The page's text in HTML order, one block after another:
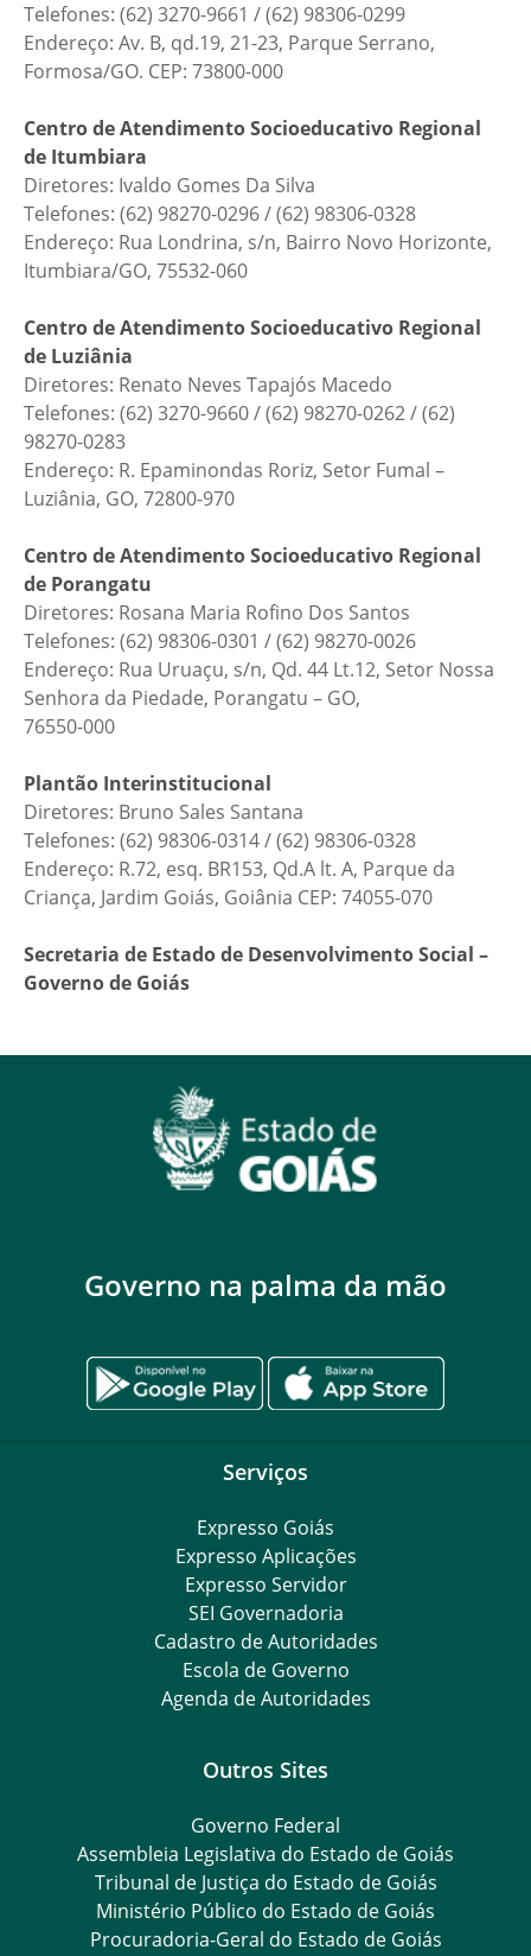
Telefones: (62) 3270-9661 / (62) 98306-0299
Endereço: Av. B, qd.19, 21-23, Parque Serrano,
Formosa/GO. CEP: 73800-000
Centro de Atendimento Socioeducativo Regional
de Itumbiara
Diretores: Ivaldo Gomes Da Silva
Telefones: (62) 98270-0296 / (62) 98306-0328
Endereço: Rua Londrina, s/n, Bairro Novo Horizonte,
Itumbiara/GO, 75532-060
Centro de Atendimento Socioeducativo Regional
de Luziânia
Diretores: Renato Neves Tapajós Macedo
Telefones: (62) 3270-9660 / (62) 98270-0262 / (62)
98270-0283
Endereço: R. Epaminondas Roriz, Setor Fumal –
Luziânia, GO, 72800-970
Centro de Atendimento Socioeducativo Regional
de Porangatu
Diretores: Rosana Maria Rofino Dos Santos
Telefones: (62) 98306-0301 / (62) 98270-0026
Endereço: Rua Uruaçu, s/n, Qd. 44 Lt.12, Setor Nossa
Senhora da Piedade, Porangatu – GO,
76550-000
Plantão Interinstitucional
Diretores: Bruno Sales Santana
Telefones: (62) 98306-0314 / (62) 98306-0328
Endereço: R.72, esq. BR153, Qd.A lt. A, Parque da
Criança, Jardim Goiás, Goiânia CEP: 74055-070
Secretaria de Estado de Desenvolvimento Social –
Governo de Goiás
Governo na palma da mão
Serviços
Expresso Goiás
Expresso Aplicações
Expresso Servidor
SEI Governadoria
Cadastro de Autoridades
Escola de Governo
Agenda de Autoridades
Outros Sites
Governo Federal
Assembleia Legislativa do Estado de Goiás
Tribunal de Justiça do Estado de Goiás
Ministério Público do Estado de Goiás
Procuradoria-Geral do Estado de Goiás